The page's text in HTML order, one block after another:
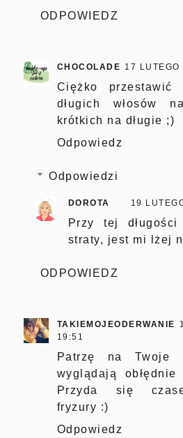
ODPOWIEDZ
CHOCOLADE 17
Ciężko
długich włosów
krótkich na długie ;)
Odpowiedz
Odpowiedzi
DOROTA 19
Przy tej
straty, jest mi lżej
ODPOWIEDZ
TAKIEMOJEODERWANIE
19:51
Patrzę na Twoje
wyglądają
Przyda się
fryzury :)
Odpowiedz